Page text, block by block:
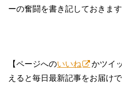
ーの奮闘を書き記しておきます
【ページへのいいね かツイ
えると毎日最新記事をお届けで